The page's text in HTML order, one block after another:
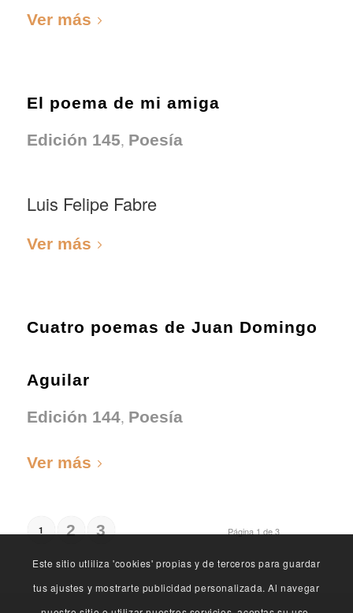
Ver más
El poema de mi amiga
Edición 145, Poesía
Luis Felipe Fabre
Ver más
Cuatro poemas de Juan Domingo
Aguilar
Edición 144, Poesía
Ver más
Página 1 de 3
1 2 3
Este sitio utliliza 'cookies' propias y de terceros para guardar
tus ajustes y mostrarte publicidad personalizada. Al navegar